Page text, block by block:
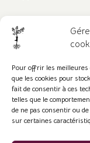
Pour offrir les meilleures
que les cookies pour
fait de consentir à ces
telles que le
de ne pas consentir ou
sur certaines
©2023-2024. Tous
Mentions légales-
Nos avis